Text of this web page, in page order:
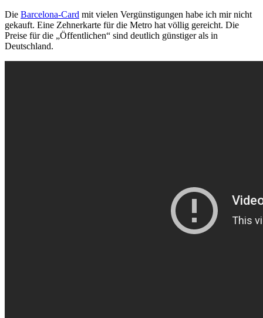
Die Barcelona-Card mit vielen Vergünstigungen habe ich mir nicht
gekauft. Eine Zehnerkarte für die Metro hat völlig gereicht. Die
Preise für die „Öffentlichen“ sind deutlich günstiger als in
Deutschland.